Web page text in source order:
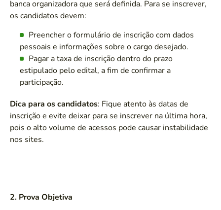
banca organizadora que será definida. Para se inscrever,
os candidatos devem:
Preencher o formulário de inscrição com dados
pessoais e informações sobre o cargo desejado.
Pagar a taxa de inscrição dentro do prazo
estipulado pelo edital, a fim de confirmar a
participação.
Dica para os candidatos: Fique atento às datas de
inscrição e evite deixar para se inscrever na última hora,
pois o alto volume de acessos pode causar instabilidade
nos sites.
2. Prova Objetiva